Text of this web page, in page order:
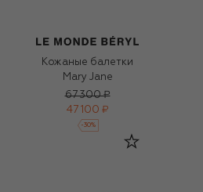
Кожаные балетки
Mary Jane
67 300 ₽
47 100 ₽
-30%